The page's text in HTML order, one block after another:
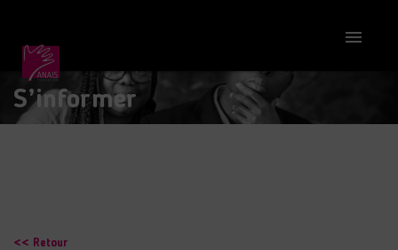

S’informer
<< Retour